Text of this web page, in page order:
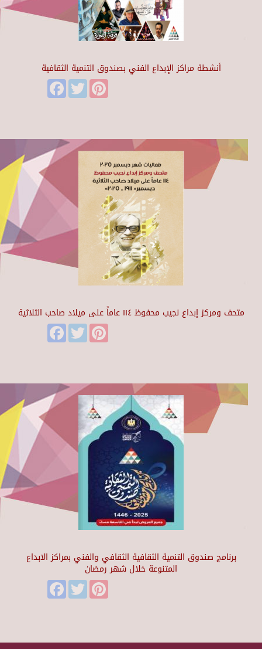
أنشطة مراكز الإبداع الفني بصندوق التنمية الثقافية
FacebookTwitter
متحف ومركز إبداع نجيب محفوظ ١١٤ عاماً على ميلاد صاحب الثلاثية
FacebookTwitter
برنامج صندوق التنمية الثقافية الثقافي والفني بمراكز الابداع
المتنوعة خلال شهر رمضان
FacebookTwitter